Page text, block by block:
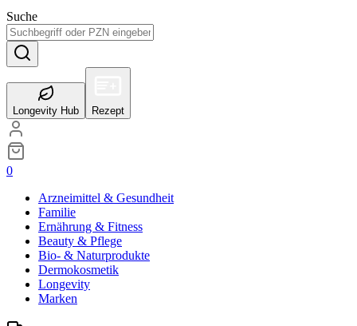
Suche
Longevity Hub Rezept
0
Arzneimittel & Gesundheit
Familie
Ernährung & Fitness
Beauty & Pflege
Bio- & Naturprodukte
Dermokosmetik
Longevity
Marken